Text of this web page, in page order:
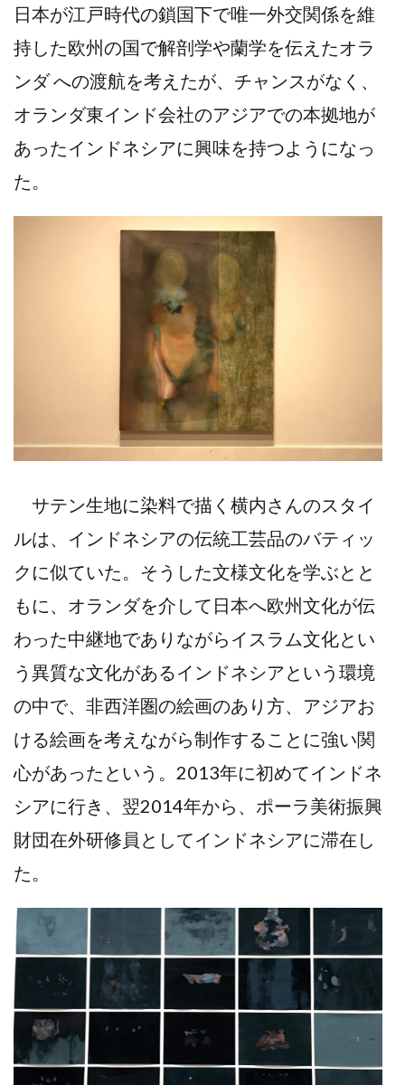
日本が江戸時代の鎖国下で唯一外交関係を維
持した欧州の国で解剖学や蘭学を伝えたオラ
ンダ への渡航を考えたが、チャンスがなく、
オランダ東インド会社のアジアでの本拠地が
あったインドネシアに興味を持つようになっ
た。
サテン生地に染料で描く横内さんのスタイ
ルは、インドネシアの伝統工芸品のバティッ
クに似ていた。そうした文様文化を学ぶとと
もに、オランダを介して日本へ欧州文化が伝
わった中継地でありながらイスラム文化とい
う異質な文化があるインドネシアという環境
の中で、非西洋圏の絵画のあり方、アジアお
ける絵画を考えながら制作することに強い関
心があったという。2013年に初めてインドネ
シアに行き、翌2014年から、ポーラ美術振興
財団在外研修員としてインドネシアに滞在し
た。